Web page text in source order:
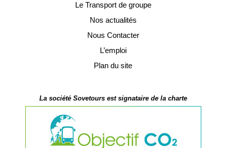
Le Transport de groupe
Nos actualités
Nous Contacter
L’emploi
Plan du site
La société Sovetours est signataire de la charte